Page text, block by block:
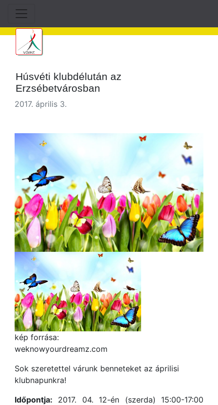
Húsvéti klubdélután az
Erzsébetvárosban
2017. április 3.
kép forrása:
weknowyourdreamz.com
Sok szeretettel várunk benneteket az áprilisi
klubnapunkra!
Időpontja: 2017. 04. 12-én (szerda) 15:00-17:00